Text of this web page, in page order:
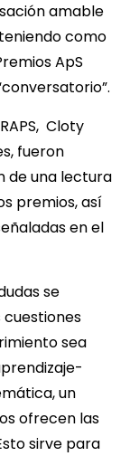
amable
como
ApS
Cloty
fueron
de una lectura
premios, así
en el
se
sea
un
ofrecen las
sirve para